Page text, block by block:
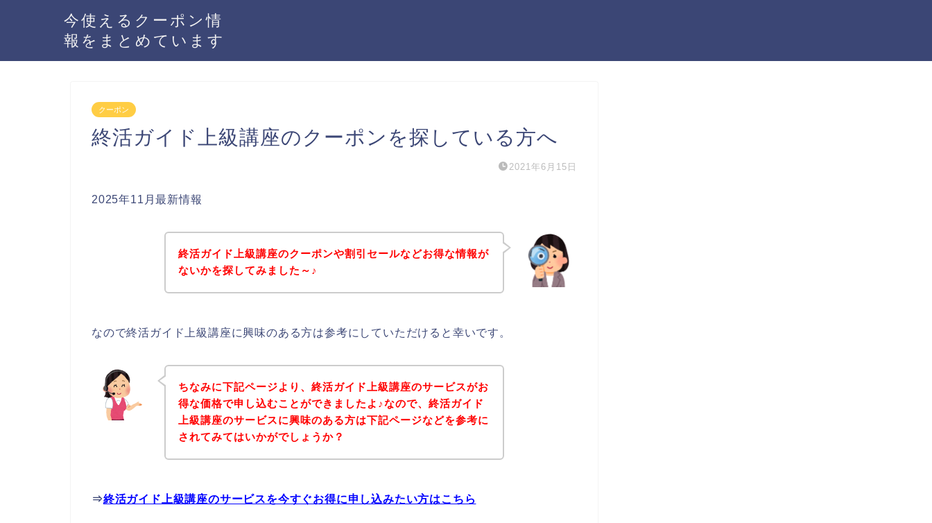
今使えるクーポン情
報をまとめています
クーポン
終活ガイド上級講座のクーポンを探している方へ
2021年6月15日
2025年11月最新情報
終活ガイド上級講座のクーポンや割引セールなどお得な情報が
ないかを探してみました～♪
なので終活ガイド上級講座に興味のある方は参考にしていただけると幸いです。
ちなみに下記ページより、終活ガイド上級講座のサービスがお
得な価格で申し込むことができましたよ♪なので、終活ガイド
上級講座のサービスに興味のある方は下記ページなどを参考に
されてみてはいかがでしょうか？
⇒終活ガイド上級講座のサービスを今すぐお得に申し込みたい方はこちら